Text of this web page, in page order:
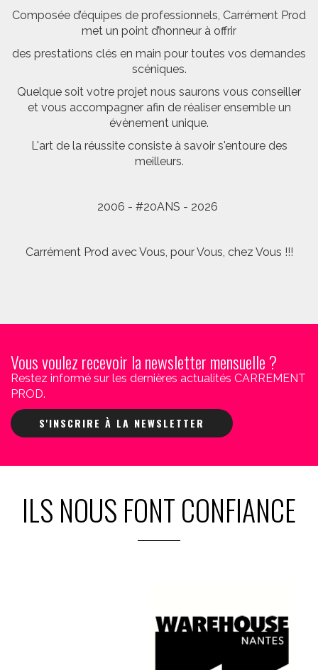
Composée d’équipes de professionnels, Carrément Prod
met un point d’honneur à offrir
des prestations clés en main pour toutes vos demandes
scéniques.
Quelque soit votre projet nous saurons vous conseiller
et vous accompagner afin de réaliser ensemble un
évènement unique.
L'art de la réussite consiste à savoir s'entoure des
meilleurs.
2006 - #20ANS - 2026
Carrément Prod avec Vous, pour Vous, chez Vous !!!
Vous voulez recevoir la newsletter mensuelle ?
Restez informé sur les dernières actualités CARREMENT
PROD.
S'INSCRIRE À LA NEWSLETTER
ILS NOUS FONT CONFIANCE